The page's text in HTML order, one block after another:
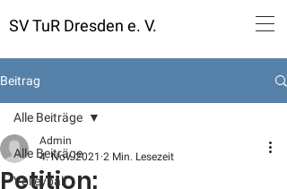
SV TuR Dresden e. V.
Beitrag
Alle Beiträge
Volleyball
Alle Beiträge
Petition:
Admin
4. Nov. 2021 2 Min. Lesezeit